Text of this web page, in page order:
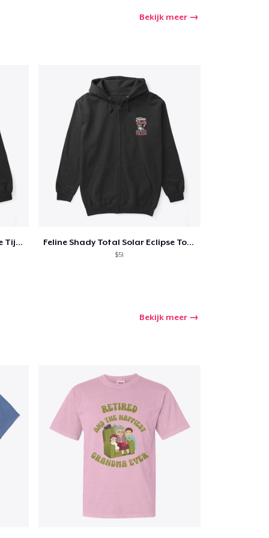
Bekijk meer
Feline Shady Total Solar Eclipse Tijuana Feline Shady Total Solar Eclipse Toledo
$51
Bekijk meer